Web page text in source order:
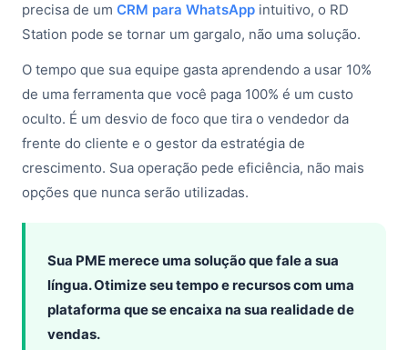
precisa de um CRM para WhatsApp intuitivo, o RD
Station pode se tornar um gargalo, não uma solução.
O tempo que sua equipe gasta aprendendo a usar 10%
de uma ferramenta que você paga 100% é um custo
oculto. É um desvio de foco que tira o vendedor da
frente do cliente e o gestor da estratégia de
crescimento. Sua operação pede eficiência, não mais
opções que nunca serão utilizadas.
Sua PME merece uma solução que fale a sua
língua. Otimize seu tempo e recursos com uma
plataforma que se encaixa na sua realidade de
vendas.